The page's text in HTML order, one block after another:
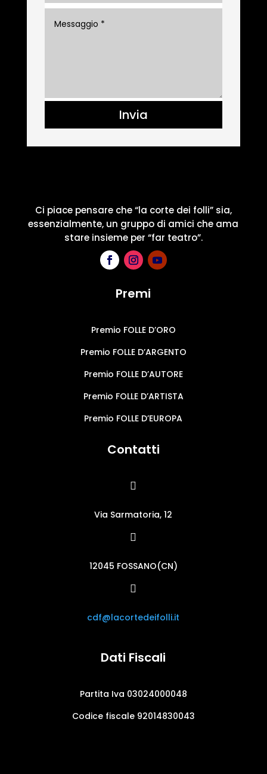
Invia
Ci piace pensare che “la corte dei folli” sia,
essenzialmente, un gruppo di amici che ama
stare insieme per “far teatro”.
Premi
Premio FOLLE D’ORO
Premio FOLLE D’ARGENTO
Premio FOLLE D’AUTORE
Premio FOLLE D’ARTISTA
Premio FOLLE D’EUROPA
Contatti

Via Sarmatoria, 12

12045 FOSSANO(CN)

cdf@lacortedeifolli.it
Dati Fiscali
Partita Iva 03024000048
Codice fiscale 92014830043